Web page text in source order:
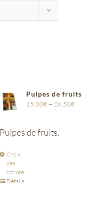
Pulpes de fruits
15,00€ – 28,50€
Pulpes de fruits.
Choix
des
options
Détails